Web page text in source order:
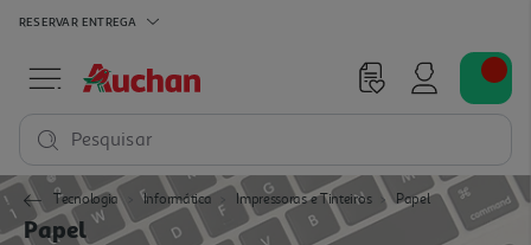
RESERVAR ENTREGA
Pesquisar
Tecnologia Informática Impressoras e Tinteiros Papel
Papel